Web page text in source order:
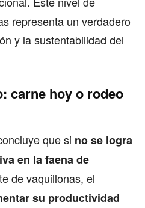
representa un verdadero
y la sustentabilidad del
carne hoy o rodeo
que si no se logra
en la faena de
de vaquillonas, el
su productividad